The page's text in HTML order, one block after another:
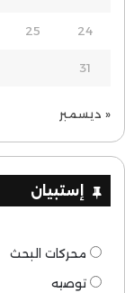
24
25
31
« ديسمبر
إستبيان
محركات البحث
توصيه